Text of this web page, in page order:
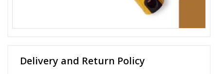
Delivery and Return Policy